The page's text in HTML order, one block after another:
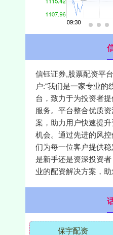
信钰证券,股票配资平
户:“我们是一家专业
台，致力于为投资者
服务。平台整合优质
案，助力用户快速提
机会。通过先进的风
们为每一位客户提供
是新手还是资深投资
业的配资解决方案，
保宇配资